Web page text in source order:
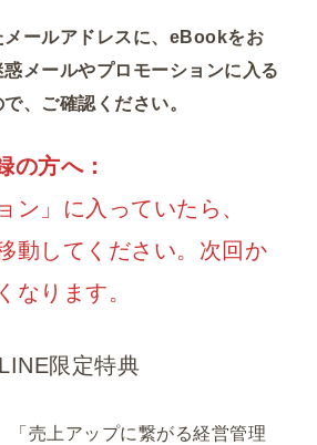
メールアドレスに、eBookをお
メールやプロモーションに入る
、ご確認ください。
の方へ：
ン」に入っていたら、
動してください。次回か
なります。
LINE限定特典
「売上アップに繋がる経営管理